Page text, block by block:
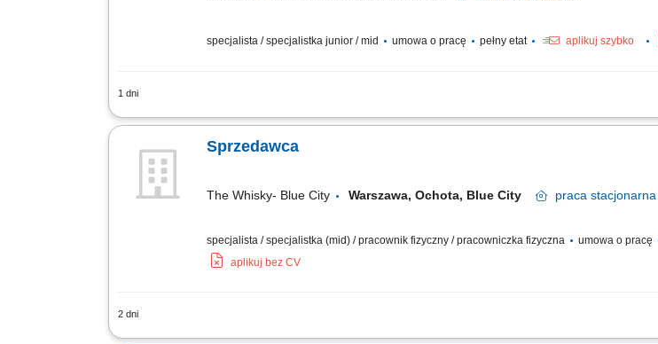
specjalista / specjalistka junior / mid umowa o pracę pełny etat aplikuj szybko
1 dni
Zakres obowiązków: Profesjonalna obsługa klientów zgodnie z obowiązującymi
Sprzedawca
The Whisky- Blue City Warszawa, Ochota, Blue City praca stacjonarna
specjalista / specjalistka (mid) / pracownik fizyczny / pracowniczka fizyczna umowa o pracę
aplikuj bez CV
2 dni
Zakres obowiązków: Obsługa kasy fiskalnej. Obsługa klientów na sali sprzedaży oraz